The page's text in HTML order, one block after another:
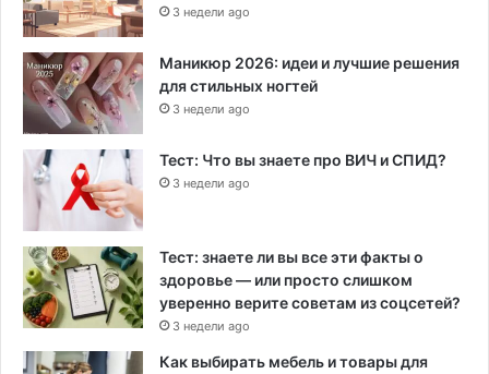
3 недели ago
Маникюр 2026: идеи и лучшие решения
для стильных ногтей
3 недели ago
Тест: Что вы знаете про ВИЧ и СПИД?
3 недели ago
Тест: знаете ли вы все эти факты о
здоровье — или просто слишком
уверенно верите советам из соцсетей?
3 недели ago
Как выбирать мебель и товары для